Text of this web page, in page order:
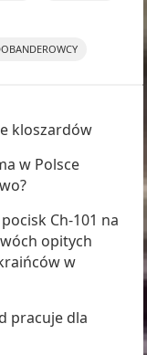
kloszardów
w Polsce
Ch-101 na
opitych
w
pracuje dla